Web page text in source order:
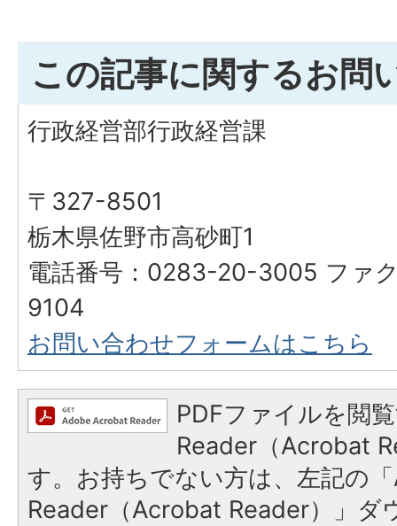
この記事に関するお問
行政経営部行政経営課
〒327-8501
栃木県佐野市高砂町1
電話番号：0283-20-3005 ファ
9104
お問い合わせフォームはこちら
PDFファイルを閲
Reader（Acrobat
す。お持ちでない方は、左記の
Reader（Acrobat Reader）」ダ